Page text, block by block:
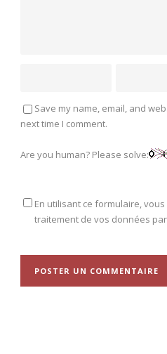
Save my name, email, and
next time I comment.
Are you human? Please solve:
En utilisant ce formulaire,
traitement de vos données